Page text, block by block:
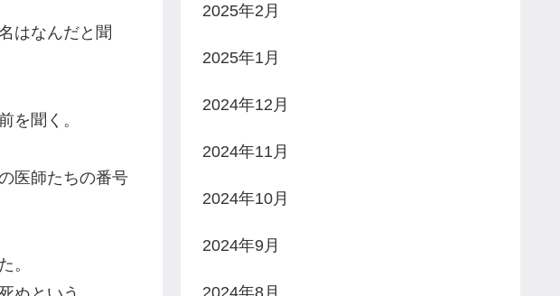
はなんだと聞
を聞く。
医師たちの番号
。
2025年2月
2025年1月
2024年12月
2024年11月
2024年10月
2024年9月
2024年8月